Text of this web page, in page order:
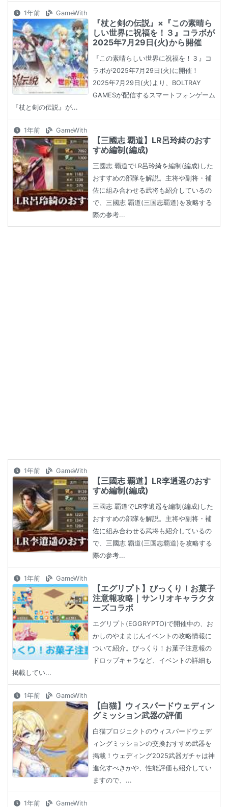
1年前 GameWith
『杖と剣の伝説』×『この素晴ら
しい世界に祝福を！３』コラボが
2025年7月29日(火)から開催
『この素晴らしい世界に祝福を！３』コ
ラボが2025年7月29日(火)に開催！
2025年7月29日(火)より、BOLTRAY
GAMESが配信するスマートフォンゲーム
『杖と剣の伝説』が...
1年前 GameWith
【三國志 覇道】LR呂玲綺のおす
すめ編制(編成)
三國志 覇道でLR呂玲綺を編制(編成)した
おすすめの部隊を解説。主将や副将・補
佐に組み合わせる武将も紹介しているの
で、三國志 覇道(三国志覇道)を攻略する
際の参考...
1年前 GameWith
【三國志 覇道】LR李逍遥のおす
すめ編制(編成)
三國志 覇道でLR李逍遥を編制(編成)した
おすすめの部隊を解説。主将や副将・補
佐に組み合わせる武将も紹介しているの
で、三國志 覇道(三国志覇道)を攻略する
際の参考...
1年前 GameWith
【エグリプト】びっくり！お菓子
注意報攻略｜サンリオキャラクタ
ーズコラボ
エグリプト(EGGRYPTO)で開催中の、お
かしのやままじんイベントの攻略情報に
ついて紹介。びっくり！お菓子注意報の
ドロップキャラなど、イベントの詳細も
掲載してい...
1年前 GameWith
【白猫】ウィスパードウェディン
グミッション武器の評価
白猫プロジェクトのウィスパードウェデ
ィングミッションの交換おすすめ武器を
掲載！ウェディング2025武器ガチャは神
進化すべきかや、性能評価も紹介してい
ますので、...
1年前 GameWith